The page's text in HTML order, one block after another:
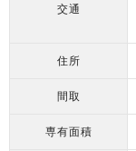
交通
住所
間取
専有面積